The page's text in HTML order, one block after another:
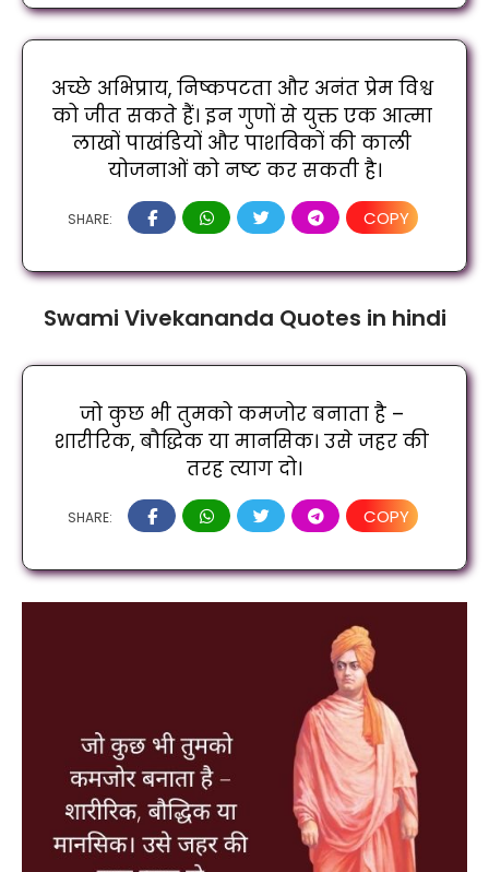
अच्छे अभिप्राय, निष्कपटता और अनंत प्रेम विश्व
को जीत सकते हैं। इन गुणों से युक्त एक आत्मा
लाखों पाखंडियों और पाशविकों की काली
योजनाओं को नष्ट कर सकती है।
SHARE: COPY
Swami Vivekananda Quotes in hindi
जो कुछ भी तुमको कमजोर बनाता है –
शारीरिक, बौद्धिक या मानसिक। उसे जहर की
तरह त्याग दो।
SHARE: COPY